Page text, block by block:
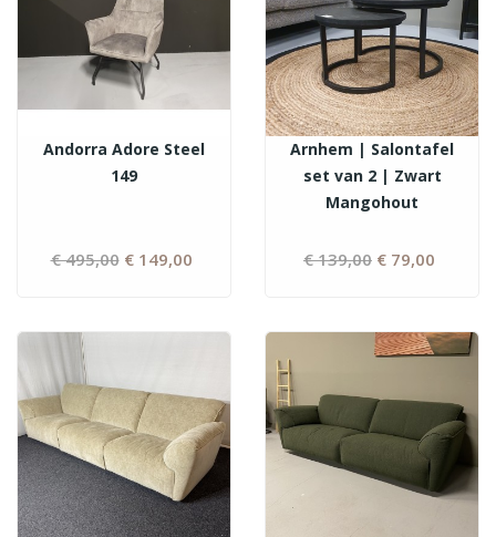
Andorra Adore Steel
149
Normale
€ 495,00 € 149,00
Arnhem | Salontafel
set van 2 | Zwart
Mangohout
Normale
€ 139,00 € 79,00